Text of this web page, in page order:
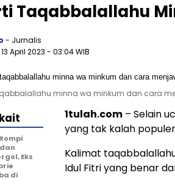
Taqabbalallahu
- Jurnalis
April 2023 - 03:04 WIB
minna wa minkum dan cara
1tulah.com – Selain
yang tak kalah
Kalimat
Idul Fitri yang benar
Eks
di